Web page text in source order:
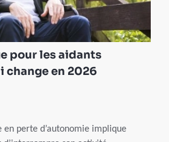
pour les aidants
change en 2026
en perte d’autonomie implique